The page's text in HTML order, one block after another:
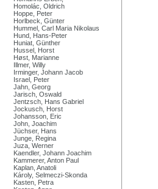
Homolác, Oldrich
Hoppe, Peter
Horlbeck, Günter
Hummel, Carl Maria Nikolaus
Hund, Hans-Peter
Huniat, Günther
Hussel, Horst
Høst, Marianne
Illmer, Willy
Irminger, Johann Jacob
Israel, Peter
Jahn, Georg
Jarisch, Oswald
Jentzsch, Hans Gabriel
Jockusch, Horst
Johansson, Eric
John, Joachim
Jüchser, Hans
Junge, Regina
Juza, Werner
Kaendler, Johann Joachim
Kammerer, Anton Paul
Kaplan, Anatoli
Károly, Selmeczi-Skonda
Kasten, Petra